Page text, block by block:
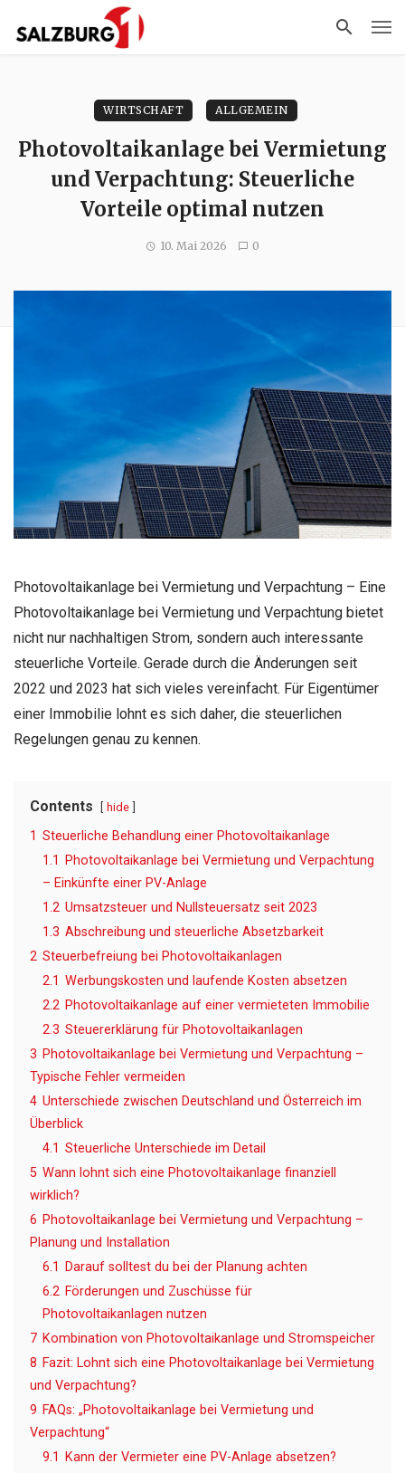
WIRTSCHAFT ALLGEMEIN
Photovoltaikanlage bei Vermietung
und Verpachtung: Steuerliche
Vorteile optimal nutzen
10. Mai 2026 0
Photovoltaikanlage bei Vermietung und Verpachtung – Eine
Photovoltaikanlage bei Vermietung und Verpachtung bietet
nicht nur nachhaltigen Strom, sondern auch interessante
steuerliche Vorteile. Gerade durch die Änderungen seit
2022 und 2023 hat sich vieles vereinfacht. Für Eigentümer
einer Immobilie lohnt es sich daher, die steuerlichen
Regelungen genau zu kennen.
Contents hide
1 Steuerliche Behandlung einer Photovoltaikanlage
1.1
Photovoltaikanlage bei Vermietung und Verpachtung
– Einkünfte einer PV-Anlage
1.2 Umsatzsteuer und Nullsteuersatz seit 2023
1.3 Abschreibung und steuerliche Absetzbarkeit
2 Steuerbefreiung bei Photovoltaikanlagen
2.1 Werbungskosten und laufende Kosten absetzen
2.2 Photovoltaikanlage auf einer vermieteten Immobilie
2.3 Steuererklärung für Photovoltaikanlagen
3 Photovoltaikanlage bei Vermietung und Verpachtung –
Typische Fehler vermeiden
4 Unterschiede zwischen Deutschland und Österreich im
Überblick
4.1 Steuerliche Unterschiede im Detail
5 Wann lohnt sich eine Photovoltaikanlage finanziell
wirklich?
6 Photovoltaikanlage bei Vermietung und Verpachtung –
Planung und Installation
6.1
Darauf solltest du bei der Planung achten
6.2 Förderungen und Zuschüsse für
Photovoltaikanlagen nutzen
7 Kombination von Photovoltaikanlage und Stromspeicher
8 Fazit: Lohnt sich eine Photovoltaikanlage bei Vermietung
und Verpachtung?
9 FAQs: „Photovoltaikanlage bei Vermietung und
Verpachtung“
9.1
Kann der Vermieter eine PV-Anlage absetzen?